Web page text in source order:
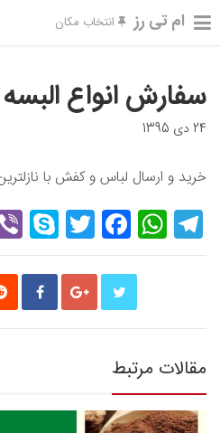
ام تی رز انتخاب مکان
سفارش انواع البسه
24 دی 1395
خرید و ارسال لباس و کفش با
Telegram
مقالات مرتبط